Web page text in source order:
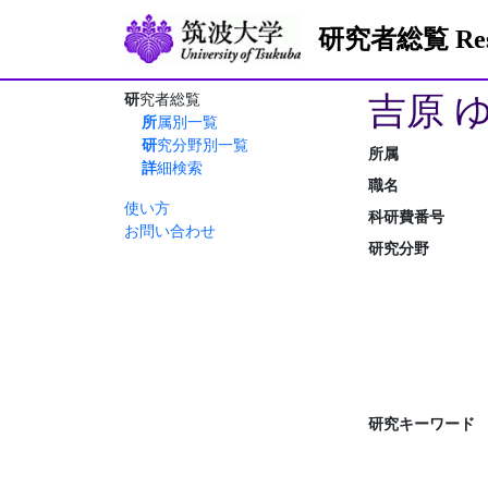
研究者総覧
研究者総覧
所属別一覧
研究分野別一覧
詳細検索
使い方
お問い合わせ
吉原
所属
職名
科研費番号
研究分野
研究キーワード